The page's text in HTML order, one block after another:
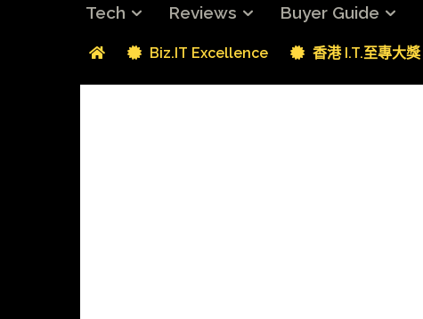
Tech Reviews Buyer Guide
Biz.IT Excellence 香港 I.T.至專大獎